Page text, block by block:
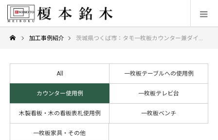
加工事例紹介 茨城県つくば市：タモ一枚板カウンター兼ダイニングテーブル製作しました
All 一枚板テーブルへの使用例
カウンター使用例 一枚板テレビ台
木製看板・木の看板表札使用例 一枚板ベンチ
一枚板家具・その他